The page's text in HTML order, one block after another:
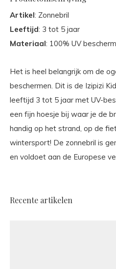
Artikel: Zonnebril
Leeftijd: 3 tot 5 jaar
Materiaal: 100% UV
Het is heel belangrijk om de
beschermen. Dit is de Izipizi
leeftijd 3 tot 5 jaar met UV-
een fijn hoesje bij waar je de
handig op het strand, op de
wintersport! De zonnebril is
en voldoet aan de Europese
Recente artikelen